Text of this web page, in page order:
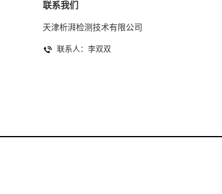
联系我们
天津析湃检测技术有限公司
联系人：李双双